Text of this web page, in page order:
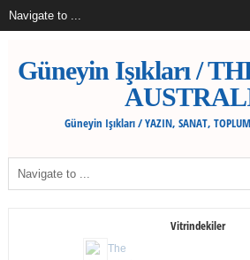
Güneyin Işıkları /
Güneyin Işıkları / YAZIN, SANAT,
Vitrindekiler